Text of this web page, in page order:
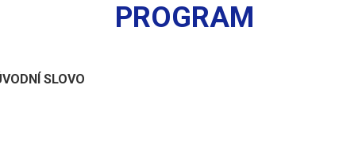
PROGRAM
SLOVO